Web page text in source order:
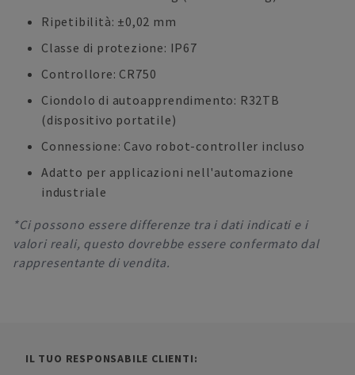
Ripetibilità: ±0,02 mm
Classe di protezione: IP67
Controllore: CR750
Ciondolo di autoapprendimento: R32TB
(dispositivo portatile)
Connessione: Cavo robot-controller incluso
Adatto per applicazioni nell'automazione
industriale
*Ci possono essere differenze tra i dati indicati e i
valori reali, questo dovrebbe essere confermato dal
rappresentante di vendita.
IL TUO RESPONSABILE CLIENTI: